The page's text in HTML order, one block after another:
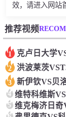
效，请进入网站
推荐视频
1 克卢日大学
2 洪波莱茨
3 新伊钦VS贝
4 维特科维斯
5 维克梅济日奇